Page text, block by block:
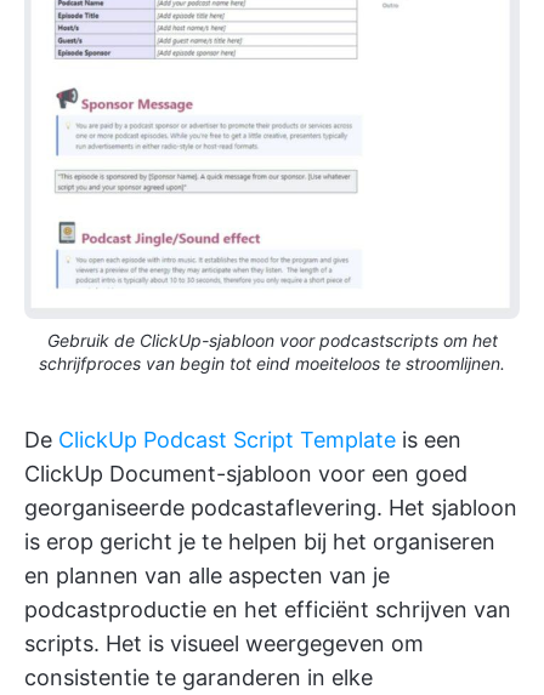
Gebruik de ClickUp-sjabloon voor podcastscripts om het
schrijfproces van begin tot eind moeiteloos te stroomlijnen.
De ClickUp Podcast Script Template is een
ClickUp Document-sjabloon voor een goed
georganiseerde podcastaflevering. Het sjabloon
is erop gericht je te helpen bij het organiseren
en plannen van alle aspecten van je
podcastproductie en het efficiënt schrijven van
scripts. Het is visueel weergegeven om
consistentie te garanderen in elke